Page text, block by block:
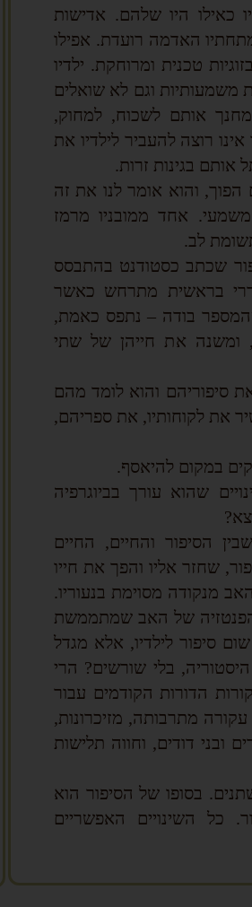
כאילו היו שלהם. אדישות
האדמה רועדת. אפילו
טכנית ומרוחקת. ילדיו
משמעותיות וגם לא שואלים
מחנך אותם לשכוח, למחוק,
רוצה להעביר לילדיו את
אותם בגינות זרות.
הפוך, והוא אומר לנו את זה
אחד ממובניו מרמז
לב.
שכתב כסטודנט בהתבסס
בראשית מתרחש כאשר
בודה – נתפס כאמת,
את חייהן של שתי
סיפוריהם והוא לומד מהם
את לקוחותיו, את ספריהם,
במקום להיאסף.
שהוא עורך בביוגרפיה
הסיפור והחיים, החיים
שחזר אליו והפך את חייו
מנקודה מסוימת בנעוריו.
של האב שמתממשת
סיפור לילדיו, אלא מגדל
בלי שורשים? הרי
הדורות הקודמים עבור
מתרבותה, מזיכרונות,
דודים, וחווה תלישות
בסופו של הסיפור הוא
כל השינויים האפשריים